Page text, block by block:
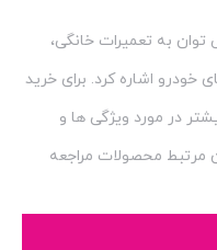
به تعمیرات خانگی،
خودرو اشاره کرد. برای خرید
در مورد ویژگی ها و
مرتبط محصولات مراجعه